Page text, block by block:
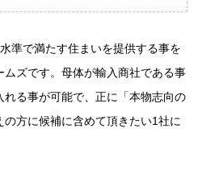
準で満たす住まいを提供する事を
ズです。母体が輸入商社である事
る事が可能で、正に「本物志向の
方に候補に含めて頂きたい1社に